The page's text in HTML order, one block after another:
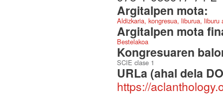
Argitalpen mota:
Aldizkaria, kongresua, liburua,
Argitalpen mota
Bestelakoa
Kongresuaren
SCIE clase 1
URLa (ahal dela
https://